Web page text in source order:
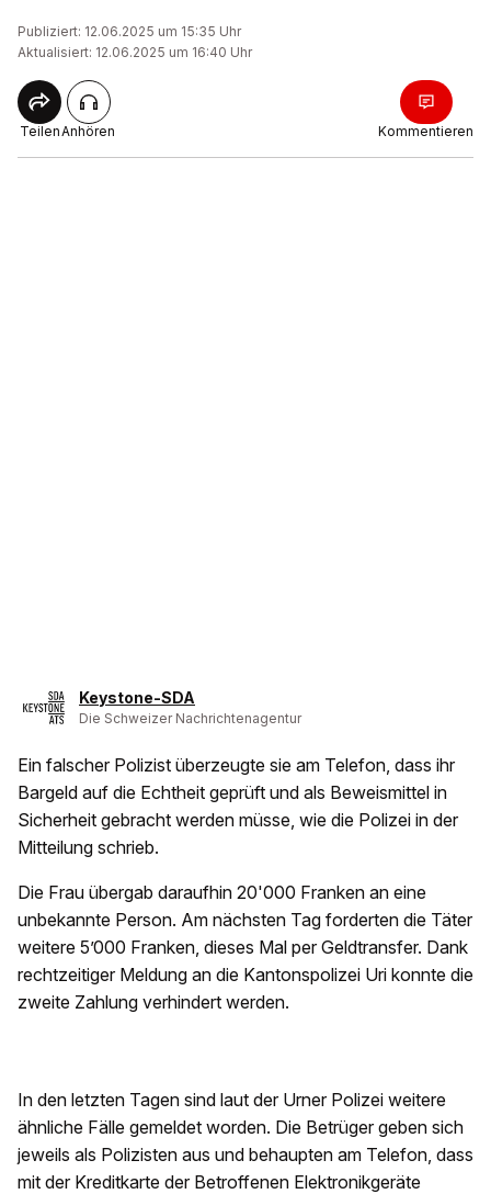
Publiziert: 12.06.2025 um 15:35 Uhr
Aktualisiert: 12.06.2025 um 16:40 Uhr
TeilenAnhören Kommentieren
Keystone-SDA
Die Schweizer Nachrichtenagentur
Ein falscher Polizist überzeugte sie am Telefon, dass ihr
Bargeld auf die Echtheit geprüft und als Beweismittel in
Sicherheit gebracht werden müsse, wie die Polizei in der
Mitteilung schrieb.
Die Frau übergab daraufhin 20'000 Franken an eine
unbekannte Person. Am nächsten Tag forderten die Täter
weitere 5’000 Franken, dieses Mal per Geldtransfer. Dank
rechtzeitiger Meldung an die Kantonspolizei Uri konnte die
zweite Zahlung verhindert werden.
In den letzten Tagen sind laut der Urner Polizei weitere
ähnliche Fälle gemeldet worden. Die Betrüger geben sich
jeweils als Polizisten aus und behaupten am Telefon, dass
mit der Kreditkarte der Betroffenen Elektronikgeräte